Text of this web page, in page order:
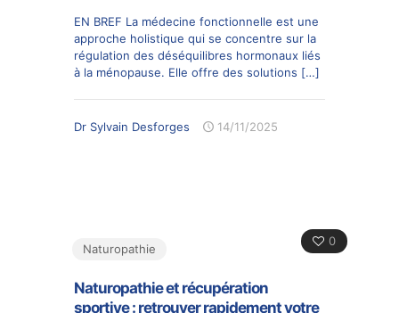
EN BREF La médecine fonctionnelle est une
approche holistique qui se concentre sur la
régulation des déséquilibres hormonaux liés
à la ménopause. Elle offre des solutions […]
Dr Sylvain Desforges 14/11/2025
0
Naturopathie
Naturopathie et récupération
sportive : retrouver rapidement votre